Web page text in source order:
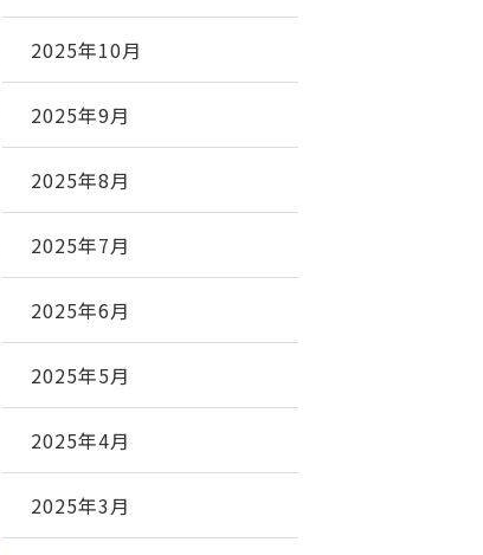
2025年10月
2025年9月
2025年8月
2025年7月
2025年6月
2025年5月
2025年4月
2025年3月